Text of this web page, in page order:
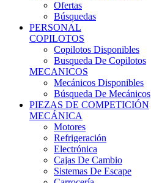
Ofertas
Búsquedas
PERSONAL
COPILOTOS
Copilotos Disponibles
Busqueda De Copilotos
MECANICOS
Mecánicos Disponibles
Búsqueda De Mecánicos
PIEZAS DE COMPETICIÓN
MECÁNICA
Motores
Refrigeración
Electrónica
Cajas De Cambio
Sistemas De Escape